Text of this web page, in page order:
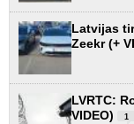
Latvijas
Zeekr (+
LVRTC:
VIDEO)
1